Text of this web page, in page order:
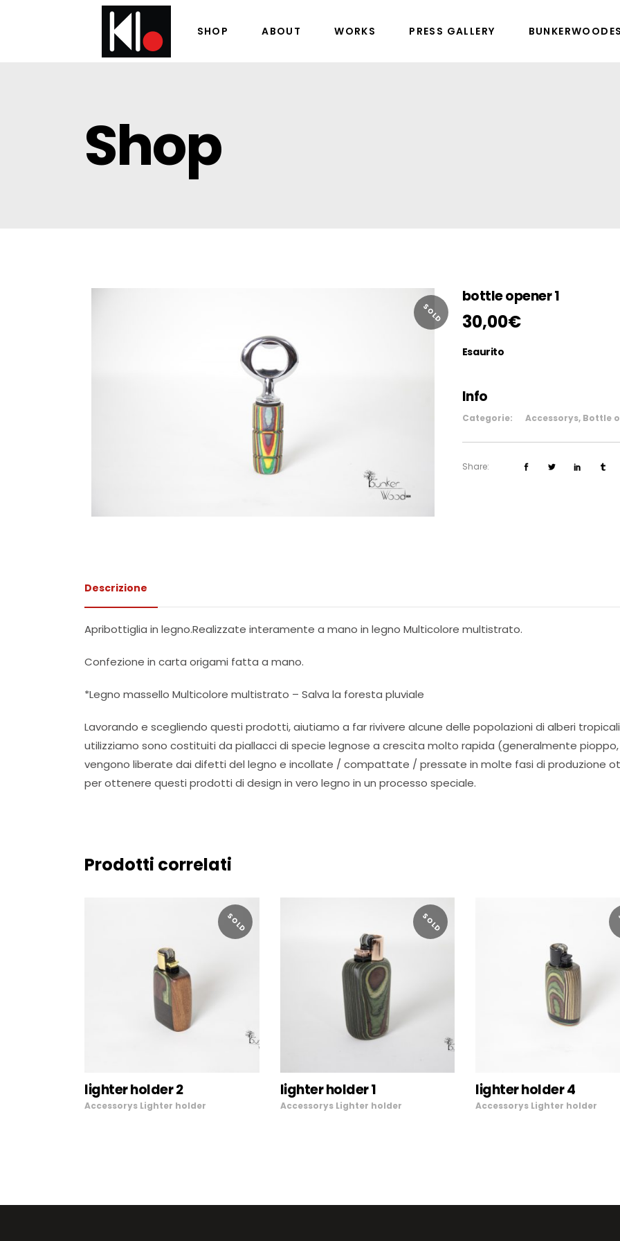
SHOP ABOUT WORKS PRESS GALLERY
Shop
SOLD
bottle opener 1
30,00€
Esaurito
Info
Categorie: Accessorys, Bottle
Share:
Descrizione
Apribottiglia in legno.Realizzate interamente a mano in legno Multicolore multistrato.
Confezione in carta origami fatta a mano.
*Legno massello Multicolore multistrato – Salva la foresta pluviale
Lavorando e scegliendo questi prodotti, aiutiamo a far rivivere alcune delle popolazioni di alberi
utilizziamo sono costituiti da piallacci di specie legnose a crescita molto rapida (generalmente pioppo,
vengono liberate dai difetti del legno e incollate / compattate / pressate in molte fasi di produzione
per ottenere questi prodotti di design in vero legno in un processo speciale.
Prodotti correlati
SOLD
LEGGI TUTTO
lighter holder 2
Accessorys Lighter holder
SOLD
LEGGI TUTTO
lighter holder 1
Accessorys Lighter holder
LEGGI TUTTO
lighter holder 4
Accessorys Lighter holder